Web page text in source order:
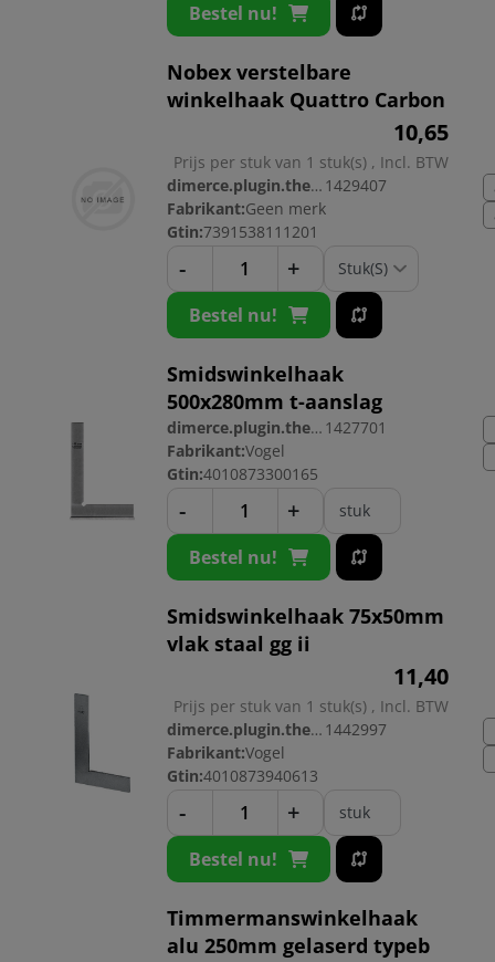
Bestel nu!
Nobex verstelbare
winkelhaak Quattro Carbon
10,65
Prijs per stuk van 1 stuk(s) , Incl. BTW
dimerce.plugin.theme.productnr: 1429407
Fabrikant:Geen merk
Gtin:7391538111201
- +
Bestel nu!
Smidswinkelhaak
500x280mm t-aanslag
dimerce.plugin.theme.productnr: 1427701
Fabrikant:Vogel
Gtin:4010873300165
- + stuk
Bestel nu!
Smidswinkelhaak 75x50mm
vlak staal gg ii
11,40
Prijs per stuk van 1 stuk(s) , Incl. BTW
dimerce.plugin.theme.productnr: 1442997
Fabrikant:Vogel
Gtin:4010873940613
- + stuk
Bestel nu!
Timmermanswinkelhaak
alu 250mm gelaserd typeb